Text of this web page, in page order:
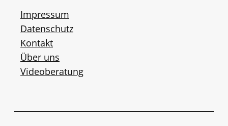
Impressum
Datenschutz
Kontakt
Über uns
Videoberatung